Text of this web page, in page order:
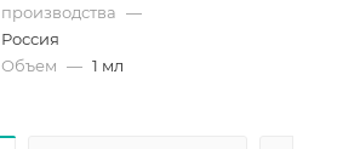
производства —
Россия
Объем — 1 мл